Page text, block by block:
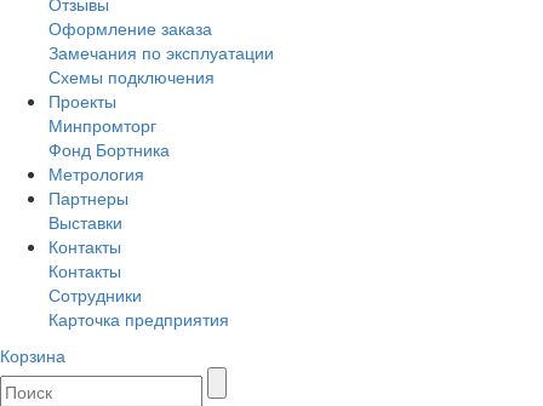
Оформление заказа
Замечания по эксплуатации
Схемы подключения
Проекты
Минпромторг
Фонд Бортника
Метрология
Партнеры
Выставки
Контакты
Контакты
Сотрудники
Карточка предприятия
Корзина